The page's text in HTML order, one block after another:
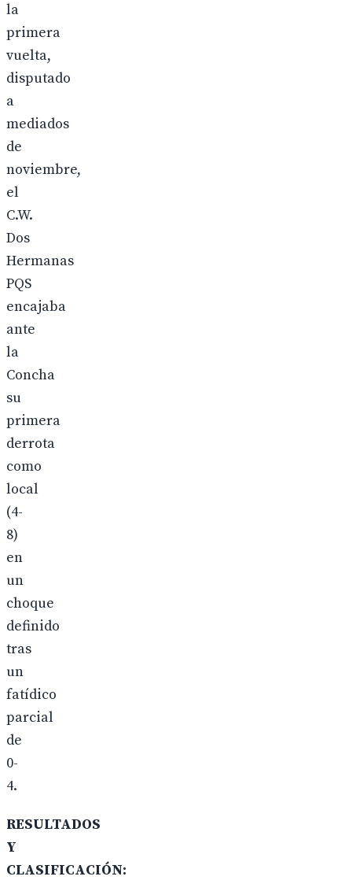
la
primera
vuelta,
disputado
a
mediados
de
noviembre,
el
C.W.
Dos
Hermanas
PQS
encajaba
ante
la
Concha
su
primera
derrota
como
local
(4-
8)
en
un
choque
definido
tras
un
fatídico
parcial
de
0-
4.
RESULTADOS
Y
CLASIFICACIÓN: